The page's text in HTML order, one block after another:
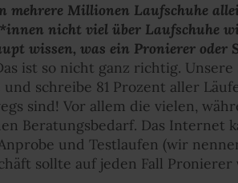
mehrere Millionen Laufschuhe
nicht viel über Laufschuhe
wissen, was ein Pronierer oder
ist so nicht ganz richtig.
und schreibe 81 Prozent aller
sind! Vor allem die vielen,
Beratungsbedarf. Das Internet
und Testlaufen (wir
sollte auf jeden Fall